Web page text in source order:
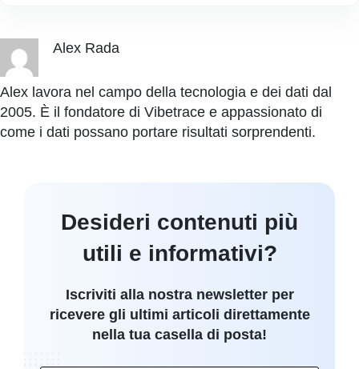
Alex Rada
Alex lavora nel campo della tecnologia e dei dati dal
2005. È il fondatore di Vibetrace e appassionato di
come i dati possano portare risultati sorprendenti.
Desideri contenuti più
utili e informativi?
Iscriviti alla nostra newsletter per
ricevere gli ultimi articoli direttamente
nella tua casella di posta!